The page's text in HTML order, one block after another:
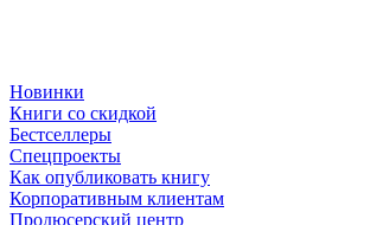
Новинки
Книги со скидкой
Бестселлеры
Спецпроекты
Как опубликовать книгу
Корпоративным клиентам
Продюсерский центр